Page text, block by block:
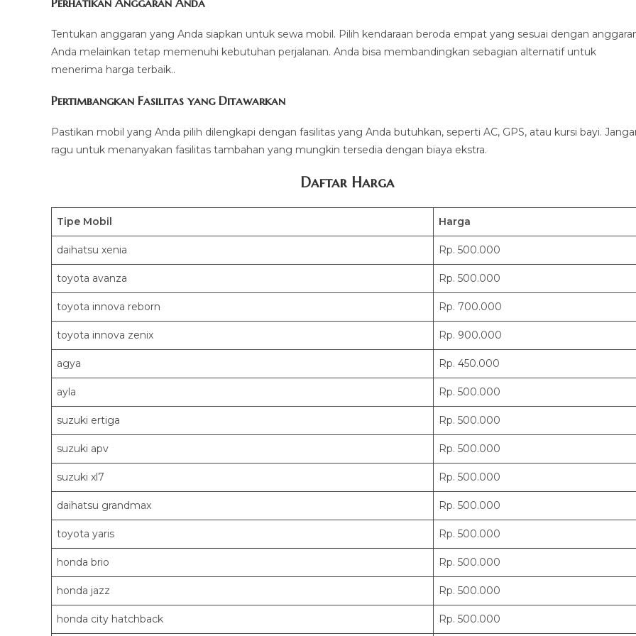
Perhatikan Anggaran Anda
Tentukan anggaran yang Anda siapkan untuk sewa mobil. Pilih kendaraan beroda empat yang sesuai dengan
Anda melainkan tetap memenuhi kebutuhan perjalanan. Anda bisa membandingkan sebagian alternatif untuk
menerima harga terbaik..
Pertimbangkan Fasilitas yang Ditawarkan
Pastikan mobil yang Anda pilih dilengkapi dengan fasilitas yang Anda butuhkan, seperti AC, GPS, atau kursi bayi.
ragu untuk menanyakan fasilitas tambahan yang mungkin tersedia dengan biaya ekstra.
Daftar Harga
Tipe Mobil Harga
daihatsu xenia Rp. 500.000
toyota avanza Rp. 500.000
toyota innova reborn Rp. 700.000
toyota innova zenix Rp. 900.000
agya Rp. 450.000
ayla Rp. 500.000
suzuki ertiga Rp. 500.000
suzuki apv Rp. 500.000
suzuki xl7 Rp. 500.000
daihatsu grandmax Rp. 500.000
toyota yaris Rp. 500.000
honda brio Rp. 500.000
honda jazz Rp. 500.000
honda city hatchback Rp. 500.000